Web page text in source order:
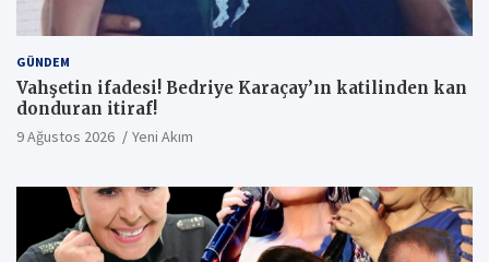
GÜNDEM
Vahşetin ifadesi! Bedriye Karaçay’ın katilinden kan
donduran itiraf!
9 Ağustos 2026 Yeni Akım